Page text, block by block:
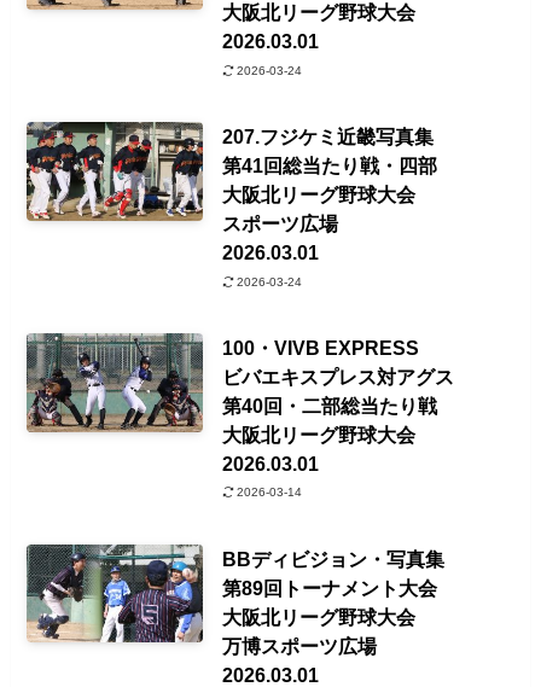
大阪北リーグ野球大会
2026.03.01
2026-03-24
207.フジケミ近畿写真集
第41回総当たり戦・四部
大阪北リーグ野球大会
スポーツ広場
2026.03.01
2026-03-24
100・VIVB EXPRESS
ビバエキスプレス対アグス
第40回・二部総当たり戦
大阪北リーグ野球大会
2026.03.01
2026-03-14
BBディビジョン・写真集
第89回トーナメント大会
大阪北リーグ野球大会
万博スポーツ広場
2026.03.01